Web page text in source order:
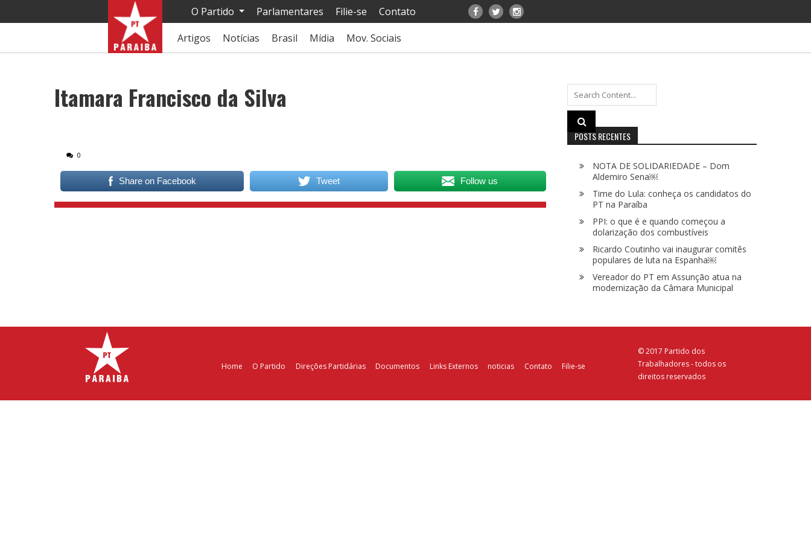
O Partido Parlamentares Filie-se
Contato
Artigos
Notícias Brasil Mídia Mov. Sociais
Itamara Francisco da Silva
0
Share on Facebook Tweet Follow us
Search
for:
POSTS RECENTES
NOTA DE SOLIDARIEDADE – Dom
Aldemiro Sena￼
Time do Lula: conheça os candidatos do
PT na Paraíba
PPI: o que é e quando começou a
dolarização dos combustíveis
Ricardo Coutinho vai inaugurar comitês
populares de luta na Espanha￼
Vereador do PT em Assunção atua na
modernização da Câmara Municipal
Home O Partido Direções Partidárias Documentos Links Externos noticias Contato Filie-se
© 2017 Partido dos
Trabalhadores - todos os
direitos reservados